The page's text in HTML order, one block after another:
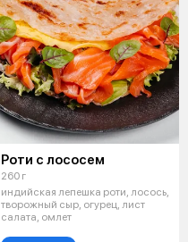
Роти с лососем
260 г
индийская лепешка роти, лосось,
творожный сыр, огурец, лист
салата, омлет